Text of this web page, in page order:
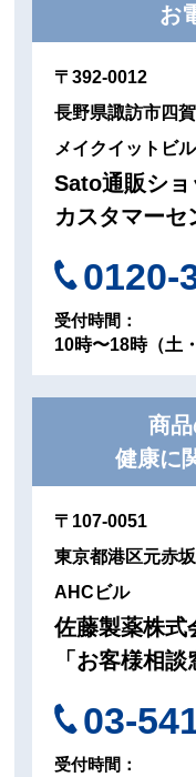
お
〒392-0012
長野県諏訪市四
メイクイットビ
Sato通販ショ
カスタマーセ
0120-
受付時間：
10時〜18時（土
商品
健康に
〒107-0051
東京都港区元赤
AHCビル
佐藤製薬株式
「お客様相談
03-
受付時間：